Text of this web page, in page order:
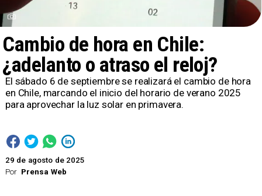
Por Prensa Web
Cambio de hora en Chile:
¿adelanto o atraso el reloj?
29 de agosto de 2025
El sábado 6 de septiembre se realizará el cambio de hora
en Chile, marcando el inicio del horario de verano 2025
para aprovechar la luz solar en primavera.